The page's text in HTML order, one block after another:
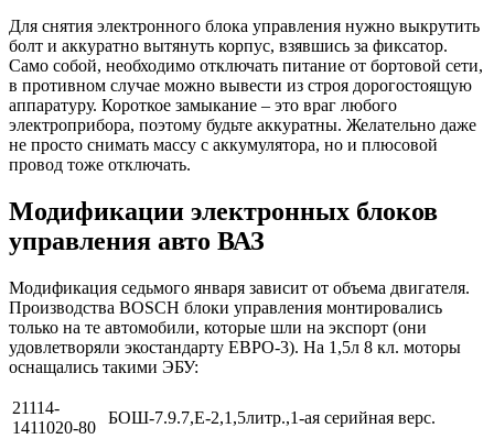
Для снятия электронного блока управления нужно выкрутить
болт и аккуратно вытянуть корпус, взявшись за фиксатор.
Само собой, необходимо отключать питание от бортовой сети,
в противном случае можно вывести из строя дорогостоящую
аппаратуру. Короткое замыкание – это враг любого
электроприбора, поэтому будьте аккуратны. Желательно даже
не просто снимать массу с аккумулятора, но и плюсовой
провод тоже отключать.
Модификации электронных блоков
управления авто ВАЗ
Модификация седьмого января зависит от объема двигателя.
Производства BOSCH блоки управления монтировались
только на те автомобили, которые шли на экспорт (они
удовлетворяли экостандарту ЕВРО-3). На 1,5л 8 кл. моторы
оснащались такими ЭБУ:
21114-
1411020-80
БОШ-7.9.7,Е-2,1,5литр.,1-ая серийная верс.